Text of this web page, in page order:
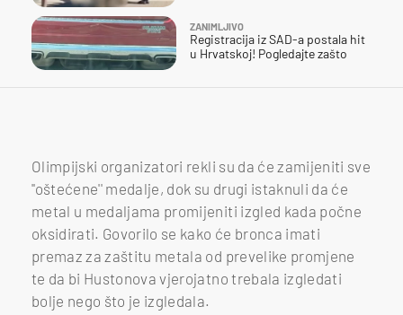
ZANIMLJIVO
Registracija iz SAD-a postala hit
u Hrvatskoj! Pogledajte zašto
Olimpijski organizatori rekli su da će zamijeniti sve
''oštećene'' medalje, dok su drugi istaknuli da će
metal u medaljama promijeniti izgled kada počne
oksidirati. Govorilo se kako će bronca imati
premaz za zaštitu metala od prevelike promjene
te da bi Hustonova vjerojatno trebala izgledati
bolje nego što je izgledala.